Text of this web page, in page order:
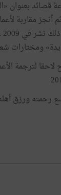
قصائد
ومختارات
لترجمة
رحمته ورزق